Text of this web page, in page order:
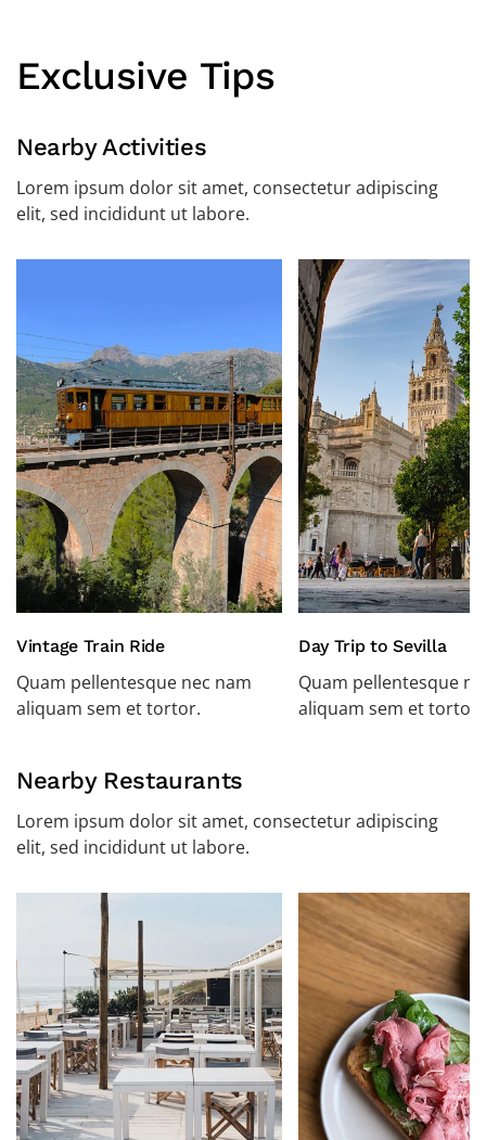
Exclusive Tips
Nearby Activities
Lorem ipsum dolor sit amet, consectetur adipiscing
elit, sed incididunt ut labore.
Vintage Train Ride
Quam pellentesque nec nam
aliquam sem et tortor.
Day Trip to Sevilla
Quam pellentesque
aliquam sem et tortor.
Nearby Restaurants
Lorem ipsum dolor sit amet, consectetur adipiscing
elit, sed incididunt ut labore.